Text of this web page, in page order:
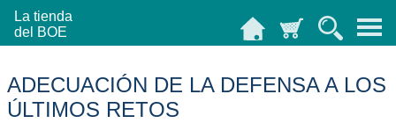
La tienda
del BOE
ADECUACIÓN DE LA DEFENSA A LOS
ÚLTIMOS RETOS